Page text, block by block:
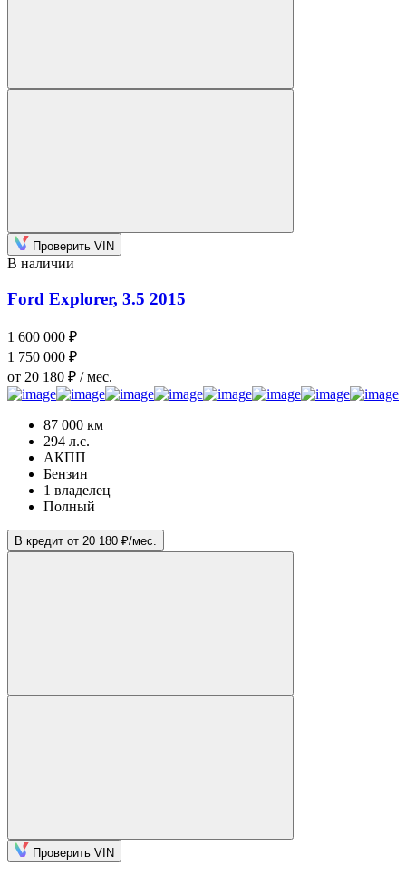
Проверить VIN
В наличии
Ford Explorer, 3.5 2015
1 600 000 ₽
1 750 000 ₽
от 20 180 ₽ / мес.
87 000 км
294 л.с.
АКПП
Бензин
1 владелец
Полный
В кредит от 20 180 ₽/мес.
Проверить VIN